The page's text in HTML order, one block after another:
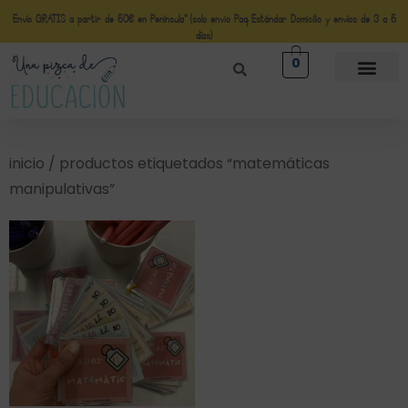
Envío GRATIS a partir de 50€ en Península* (solo envio Paq Estándar Domicilio y envíos de 3 a 5
días)
0
inicio / productos etiquetados “matemáticas
manipulativas”